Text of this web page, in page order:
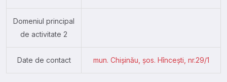
Domeniul principal
de activitate 2
Date de contact mun. Chișinău, şos. Hînceşti, nr.29/1